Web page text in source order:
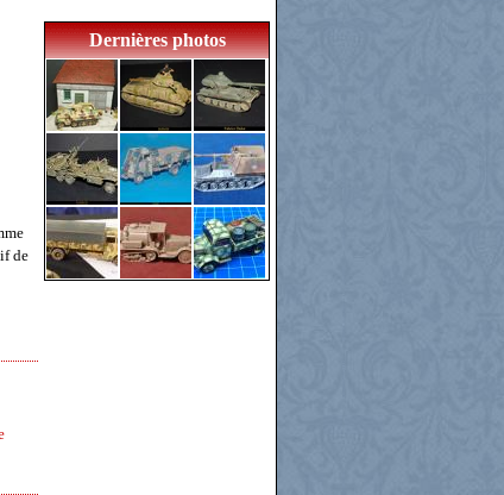
Dernières photos
de